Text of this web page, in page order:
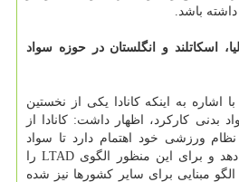
باشد.
اسکاتلند و انگلستان در حوزه سواد
به اینکه کانادا یکی از نخستین
بدنی کارکرد، اظهار داشت: کانادا از
ورزشی خود اهتمام دارد تا سواد
بدنی را در جامعه توسعه دهد و برای این منظور الگوی LTAD را
الگو مبنایی برای سایر کشورها نیز شده